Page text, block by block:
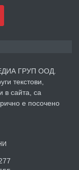
преди 5 дни
ГРУП ООД.
текстови,
в сайта, са
е посочено